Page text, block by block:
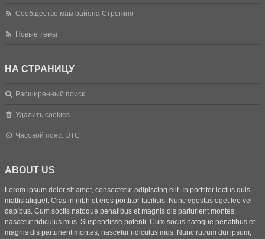
Сообщество мам района Строгино
Новые темы
НА СТРАНИЦУ
Расширенный поиск
Удалить cookies
Часовой пояс: UTC
ABOUT US
Lorem ipsum dolor sit amet, consectetur adipiscing elit. In porttitor lectus quis
mattis aliquet. Cras in nibh et eros porttitor facilisis. Nunc egestas eget leo vel
dapibus. Cum sociis natoque penatibus et magnis dis parturient montes,
nascetur ridiculus mus. Suspendisse potenti. Cum sociis natoque penatibus et
magnis dis parturient montes, nascetur ridiculus mus. Nunc rutrum dui ipsum,